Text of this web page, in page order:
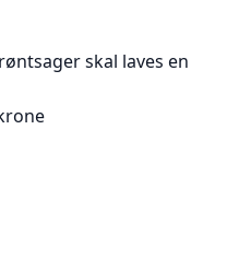
skal laves en